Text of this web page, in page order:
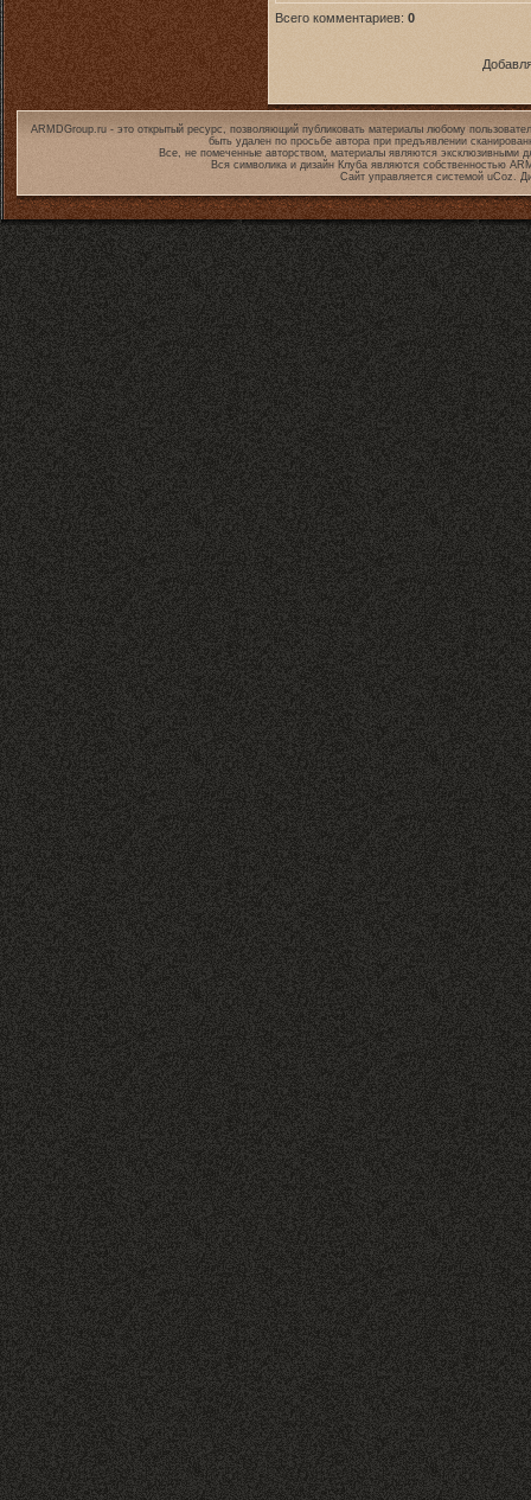
Всего комментариев: 0
ARMDGroup.ru - это открытый ресурс, позволяющий публиковать материалы любому
быть удален по просьбе автора при предъявлении
Все, не помеченные авторством, материалы являются эксклюзивными
Вся символика и дизайн Клуба являются собственностью
Сайт управляется системой uCoz.